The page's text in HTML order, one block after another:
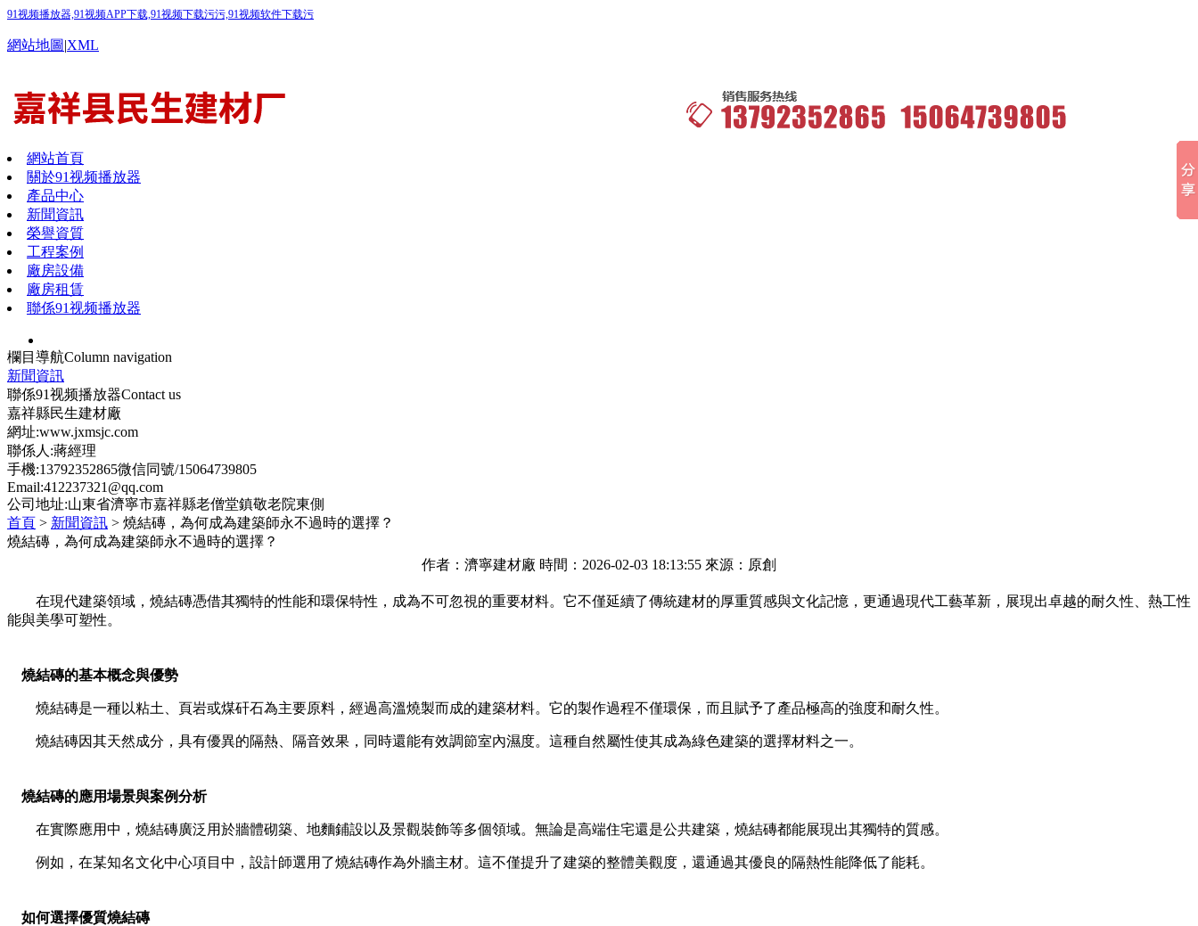
91视频播放器,91视频APP下载,91视频下载污污,91视频软件下载污
網站地圖 |XML
網站首頁
關於91视频播放器
產品中心
新聞資訊
榮譽資質
工程案例
廠房設備
廠房租賃
聯係91视频播放器
欄目導航Column navigation
新聞資訊
聯係91视频播放器Contact us
嘉祥縣民生建材廠
網址:www.jxmsjc.com
聯係人:蔣經理
手機:13792352865微信同號/15064739805
Email:412237321@qq.com
公司地址:山東省濟寧市嘉祥縣老僧堂鎮敬老院東側
首頁 > 新聞資訊 > 燒結磚，為何成為建築師永不過時的選擇？
燒結磚，為何成為建築師永不過時的選擇？
作者：濟寧建材廠 時間：2026-02-03 18:13:55 來源：原創
在現代建築領域，燒結磚憑借其獨特的性能和環保特性，成為不可忽視的重要材料。它不僅延續了傳統建材的厚重質感與文化記憶，更通過現代工藝革新，展現出卓越的耐久性、熱工性
能與美學可塑性。
燒結磚的基本概念與優勢
燒結磚是一種以粘土、頁岩或煤矸石為主要原料，經過高溫燒製而成的建築材料。它的製作過程不僅環保，而且賦予了產品極高的強度和耐久性。
燒結磚因其天然成分，具有優異的隔熱、隔音效果，同時還能有效調節室內濕度。這種自然屬性使其成為綠色建築的選擇材料之一。
燒結磚的應用場景與案例分析
在實際應用中，燒結磚廣泛用於牆體砌築、地麵鋪設以及景觀裝飾等多個領域。無論是高端住宅還是公共建築，燒結磚都能展現出其獨特的質感。
例如，在某知名文化中心項目中，設計師選用了燒結磚作為外牆主材。這不僅提升了建築的整體美觀度，還通過其優良的隔熱性能降低了能耗。
如何選擇優質燒結磚